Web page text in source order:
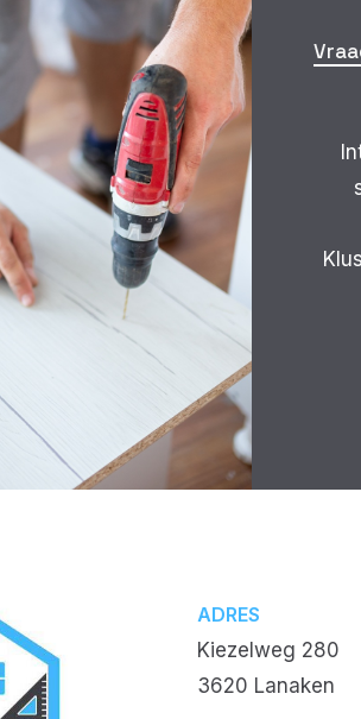
ADRES
Kiezelweg 280
3620 Lanaken